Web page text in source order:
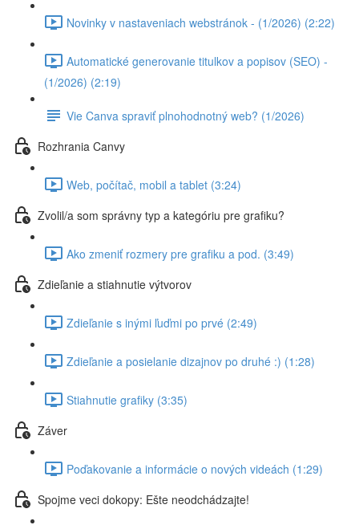
Novinky v nastaveniach webstránok - (1/2026) (2:22)
Automatické generovanie titulkov a popisov (SEO) -
(1/2026) (2:19)
Vie Canva spraviť plnohodnotný web? (1/2026)
Rozhrania Canvy
Web, počítač, mobil a tablet (3:24)
Zvolil/a som správny typ a kategóriu pre grafiku?
Ako zmeniť rozmery pre grafiku a pod. (3:49)
Zdieľanie a stiahnutie výtvorov
Zdieľanie s inými ľuďmi po prvé (2:49)
Zdieľanie a posielanie dizajnov po druhé :) (1:28)
Stiahnutie grafiky (3:35)
Záver
Poďakovanie a informácie o nových videách (1:29)
Spojme veci dokopy: Ešte neodchádzajte!